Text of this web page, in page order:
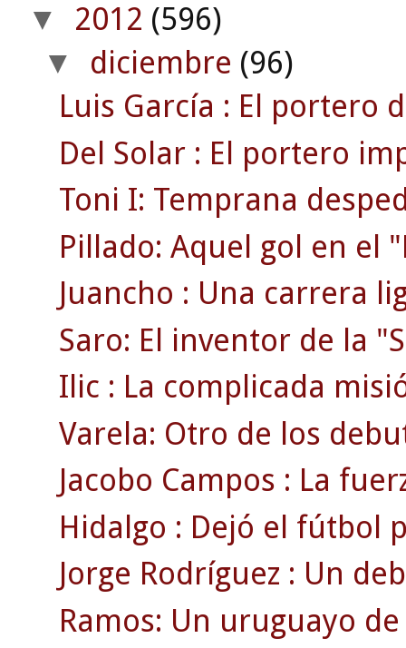
▼ 2012 (596)
▼ diciembre (96)
Luis García : El portero
Del Solar : El portero
Toni I: Temprana
Pillado: Aquel gol en el
Juancho : Una carrera
Saro: El inventor de la
Ilic : La complicada
Varela: Otro de los
Jacobo Campos : La
Hidalgo : Dejó el fútbol
Jorge Rodríguez : Un
Ramos: Un uruguayo